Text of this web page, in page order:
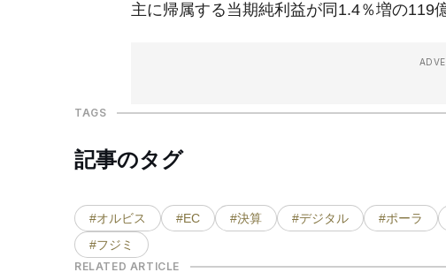
主に帰属する当期純利益が同1.4％増の119
TAGS
記事のタグ
#オルビス #EC #決算 #デジタル #ポーラ
#フジミ
RELATED ARTICLE